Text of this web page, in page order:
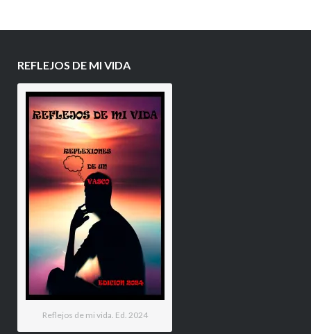
REFLEJOS DE MI VIDA
Reflejos de mi vida. Ed. 2024